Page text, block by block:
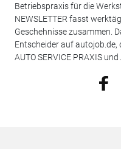
Betriebspraxis für die
NEWSLETTER fasst
Geschehnisse zusammen.
Entscheider auf autojob.de,
AUTO SERVICE PRAXIS